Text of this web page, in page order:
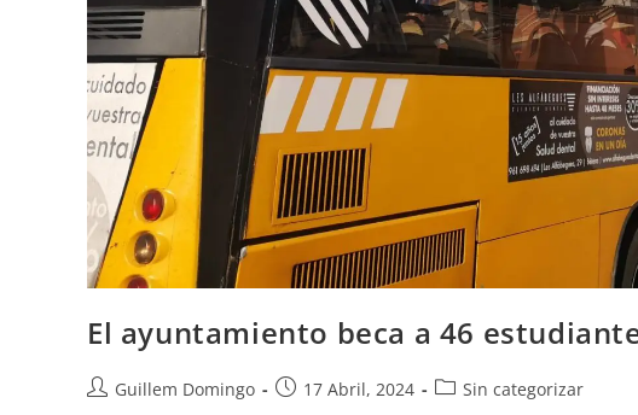
El ayuntamiento beca a 46
Guillem Domingo 17 Abril, 2024 Sin categorizar